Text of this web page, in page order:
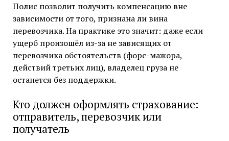
Полис позволит получить компенсацию вне
зависимости от того, признана ли вина
перевозчика. На практике это значит: даже если
ущерб произошёл из-за не зависящих от
перевозчика обстоятельств (форс-мажора,
действий третьих лиц), владелец груза не
останется без поддержки.
Кто должен оформлять страхование:
отправитель, перевозчик или
получатель